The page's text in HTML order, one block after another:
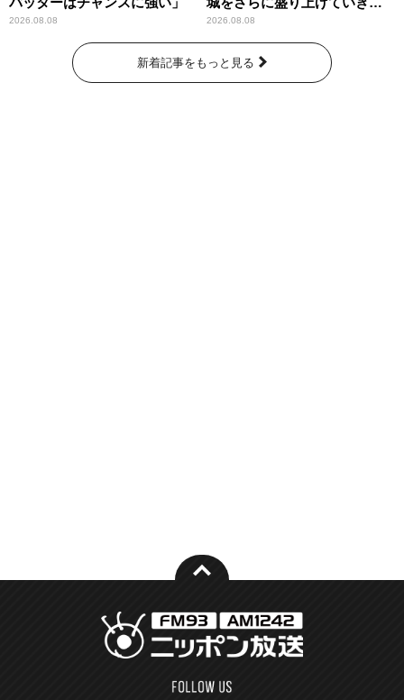
2026.08.08
いです」
2026.08.08
新着記事をもっと見る